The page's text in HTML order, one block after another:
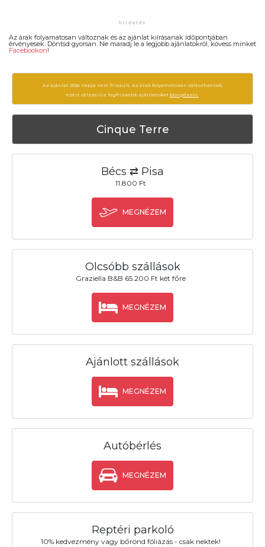
Az árak folyamatosan változnak és az ajánlat kiírásanak időpontjában
érvényesek. Döntsd gyorsan. Ne maradj le a legjobb ajánlatokról, kövess minket
Facebookon!
Az ajánlat 2556 napja nem frissült. Az árak folyamatosan változhatnak,
ezért célszerű a legfrissebb ajánlatokat böngészni.
Cinque Terre
Bécs ⇄ Pisa
11.800 Ft
MEGNÉZEM
Olcsóbb szállások
Graziella B&B 65.200 Ft két főre
MEGNÉZEM
Ajánlott szállások
MEGNÉZEM
Autóbérlés
MEGNÉZEM
Reptéri parkoló
10% kedvezmény vagy bőrönd fóliázás - csak nektek!